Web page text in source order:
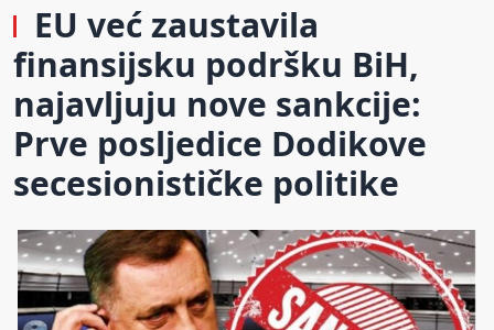
EU već zaustavila
finansijsku podršku BiH,
najavljuju nove sankcije:
Prve posljedice Dodikove
secesionističke politike